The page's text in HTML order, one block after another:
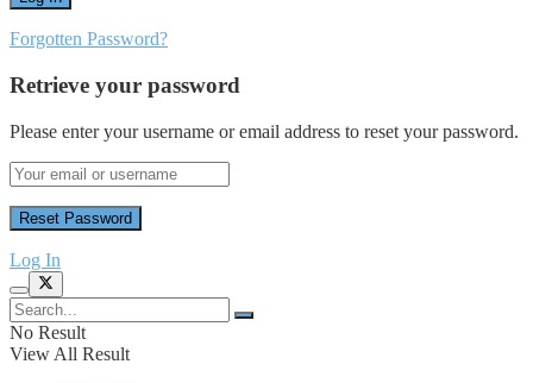
Forgotten Password?
Retrieve your password
Please enter your username or email address to reset your password.
Log In
No Result
View All Result